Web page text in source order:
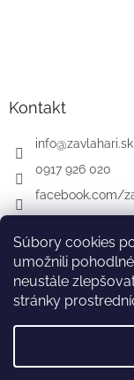
Súbory cookies
umožnili
neustále
stránky
Kontakt
info@zavlahari.sk
0917 926 020
facebook.com/